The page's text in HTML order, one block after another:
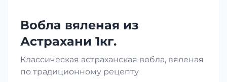
Вобла вяленая из
Астрахани 1кг.
Классическая астраханская вобла, вяленая
по традиционному рецепту